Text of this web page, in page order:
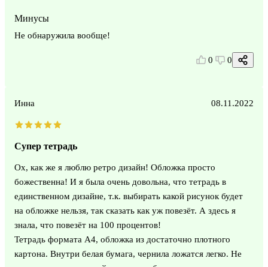
Минусы
Не обнаружила вообще!
0 0
Инна 08.11.2022
Супер тетрадь
Ох, как же я люблю ретро дизайн! Обложка просто
божественна! И я была очень довольна, что тетрадь в
единственном дизайне, т.к. выбирать какой рисунок будет
на обложке нельзя, так сказать как уж повезёт. А здесь я
знала, что повезёт на 100 процентов!
Тетрадь формата А4, обложка из достаточно плотного
картона. Внутри белая бумага, чернила ложатся легко. Не